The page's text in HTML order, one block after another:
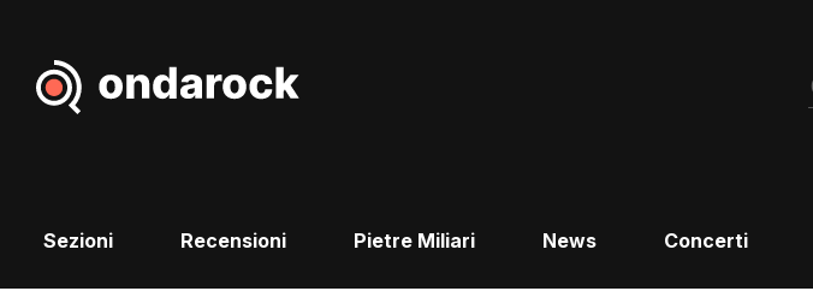
Sezioni Recensioni Pietre Miliari News Concerti